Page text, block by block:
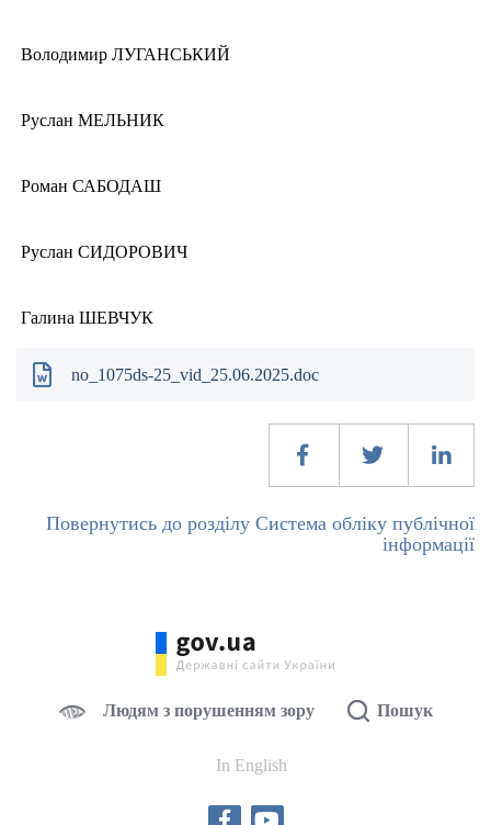
Володимир ЛУГАНСЬКИЙ
Руслан МЕЛЬНИК
Роман САБОДАШ
Руслан СИДОРОВИЧ
Галина ШЕВЧУК
no_1075ds-25_vid_25.06.2025.doc
Повернутись до розділу Система обліку публічної
інформації
Людям з порушенням зору Пошук
In English